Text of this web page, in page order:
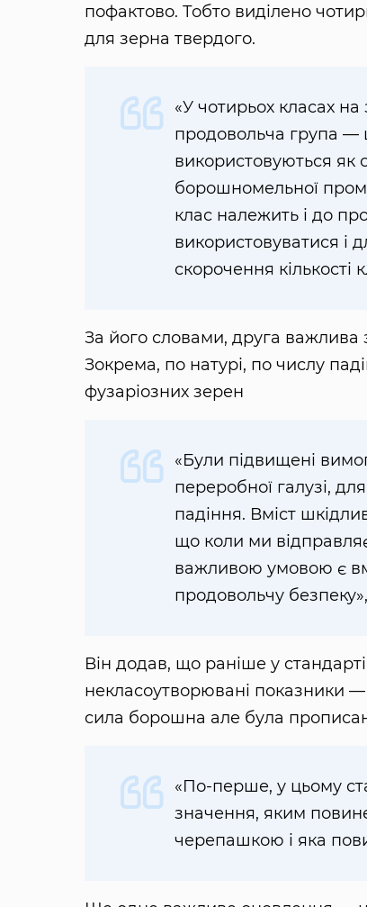
пофактово. Тобто виділено
для зерна твердого.
«У чотирьох класах
продовольча група —
використовуються як
борошномельної
клас належить і до
використовуватися і
скорочення кількості
За його словами, друга важлива
Зокрема, по натурі, по числу
фузаріозних зерен
«Були підвищені
переробної галузі,
падіння. Вміст
що коли ми
важливою умовою є
продовольчу
Він додав, що раніше у
некласоутворювані показники
сила борошна але була
«По-перше, у цьому
значення, яким
черепашкою і яка